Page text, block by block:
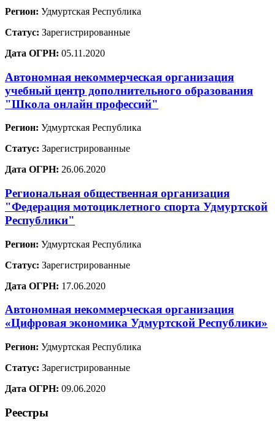
Регион: Удмуртская Республика
Статус: Зарегистрированные
Дата ОГРН: 05.11.2020
Автономная некоммерческая организация
учебный центр дополнительного образования
"Школа онлайн профессий"
Регион: Удмуртская Республика
Статус: Зарегистрированные
Дата ОГРН: 26.06.2020
Региональная общественная организация
"Федерация мотоциклетного спорта Удмуртской
Республики"
Регион: Удмуртская Республика
Статус: Зарегистрированные
Дата ОГРН: 17.06.2020
Автономная некоммерческая организация
«Цифровая экономика Удмуртской Республики»
Регион: Удмуртская Республика
Статус: Зарегистрированные
Дата ОГРН: 09.06.2020
Реестры